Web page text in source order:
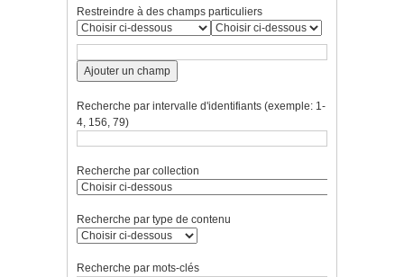
Restreindre à des champs particuliers
Ajouter un champ
Recherche par intervalle d'identifiants (exemple: 1-
4, 156, 79)
Recherche par collection
Recherche par type de contenu
Recherche par mots-clés